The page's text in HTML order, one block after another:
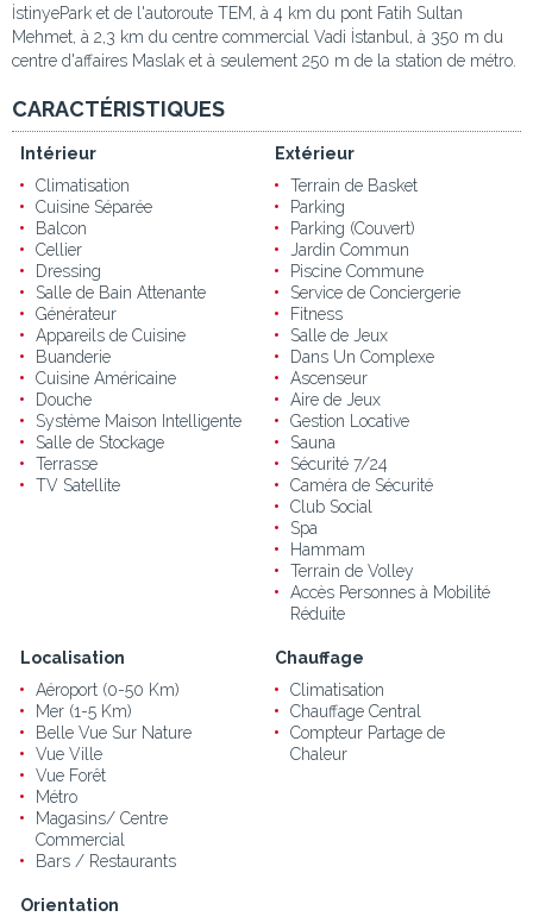
İstinyePark et de l'autoroute TEM, à 4 km du pont Fatih Sultan
Mehmet, à 2,3 km du centre commercial Vadi İstanbul, à 350 m du
centre d'affaires Maslak et à seulement 250 m de la station de métro.
CARACTÉRISTIQUES
Intérieur
Climatisation
Cuisine Séparée
Balcon
Cellier
Dressing
Salle de Bain Attenante
Générateur
Appareils de Cuisine
Buanderie
Cuisine Américaine
Douche
Système Maison Intelligente
Salle de Stockage
Terrasse
TV Satellite
Extérieur
Terrain de Basket
Parking
Parking (Couvert)
Jardin Commun
Piscine Commune
Service de Conciergerie
Fitness
Salle de Jeux
Dans Un Complexe
Ascenseur
Aire de Jeux
Gestion Locative
Sauna
Sécurité 7/24
Caméra de Sécurité
Club Social
Spa
Hammam
Terrain de Volley
Accès Personnes à Mobilité
Réduite
Localisation
Aéroport (0-50 Km)
Mer (1-5 Km)
Belle Vue Sur Nature
Vue Ville
Vue Forêt
Métro
Magasins/ Centre
Commercial
Bars / Restaurants
Chauffage
Climatisation
Chauffage Central
Compteur Partage de
Chaleur
Orientation